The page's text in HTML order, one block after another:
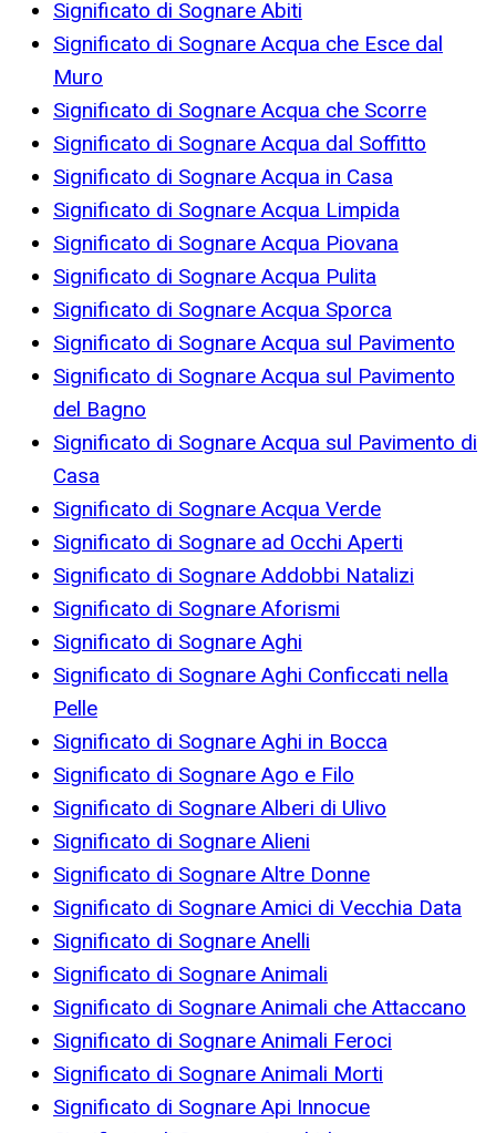
Significato di Sognare Abiti
Significato di Sognare Acqua che Esce dal
Muro
Significato di Sognare Acqua che Scorre
Significato di Sognare Acqua dal Soffitto
Significato di Sognare Acqua in Casa
Significato di Sognare Acqua Limpida
Significato di Sognare Acqua Piovana
Significato di Sognare Acqua Pulita
Significato di Sognare Acqua Sporca
Significato di Sognare Acqua sul Pavimento
Significato di Sognare Acqua sul Pavimento
del Bagno
Significato di Sognare Acqua sul Pavimento di
Casa
Significato di Sognare Acqua Verde
Significato di Sognare ad Occhi Aperti
Significato di Sognare Addobbi Natalizi
Significato di Sognare Aforismi
Significato di Sognare Aghi
Significato di Sognare Aghi Conficcati nella
Pelle
Significato di Sognare Aghi in Bocca
Significato di Sognare Ago e Filo
Significato di Sognare Alberi di Ulivo
Significato di Sognare Alieni
Significato di Sognare Altre Donne
Significato di Sognare Amici di Vecchia Data
Significato di Sognare Anelli
Significato di Sognare Animali
Significato di Sognare Animali che Attaccano
Significato di Sognare Animali Feroci
Significato di Sognare Animali Morti
Significato di Sognare Api Innocue